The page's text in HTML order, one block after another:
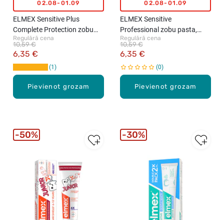
Pievienot grozam
02.08-01.09
ELMEX Sensitive Plus
Complete Protection zobu
pasta, 75ml
Regulārā cena
6,35 €
10,59 €
1
Pievienot grozam
02.08-01.09
ELMEX Sensitive
Professional zobu pasta,
75ml
Regulārā cena
6,35 €
10,59 €
0
50% 30%